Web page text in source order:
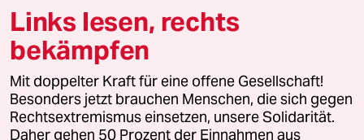
© 2026 taz Verlags und Vertriebs GmbH
Alle Rechte vorbehalten. Bei rechtlichen Fragen oder für Genehmigungen
wenden Sie sich bitte an
lizenzen@taz.de
Links lesen, rechts
bekämpfen
Mit doppelter Kraft für eine offene Gesellschaft!
Besonders jetzt brauchen Menschen, die sich gegen
Rechtsextremismus einsetzen, unsere Solidarität.
Daher gehen 50 Prozent der Einnahmen aus